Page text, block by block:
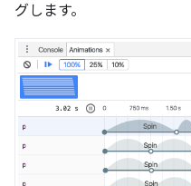
グします。